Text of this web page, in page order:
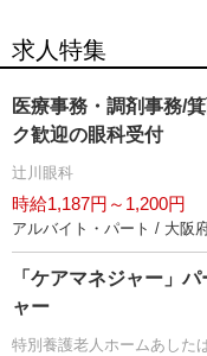
求人特集
医療事務・調剤事務/
ク歓迎の眼科受付
辻川眼科
時給1,187円～1,200円
アルバイト・パート / 大阪
「ケアマネジャー」
ャー
特別養護老人ホームあした